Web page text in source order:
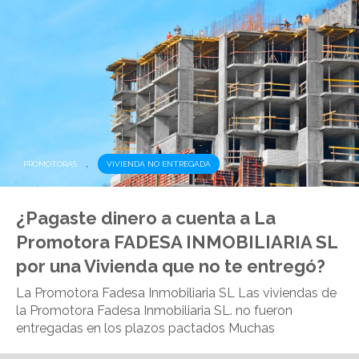
PROMOTORAS , VIVIENDA NO ENTREGADA
¿Pagaste dinero a cuenta a La
Promotora FADESA INMOBILIARIA SL
por una Vivienda que no te entregó?
La Promotora Fadesa Inmobiliaria SL Las viviendas de
la Promotora Fadesa Inmobiliaria SL. no fueron
entregadas en los plazos pactados Muchas